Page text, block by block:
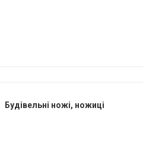
Будівельні ножі, ножиці